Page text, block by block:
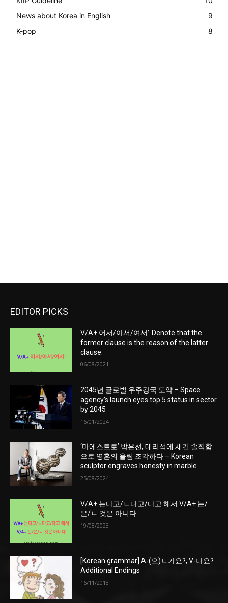
News about Korea in English
9
K-pop
8
EDITOR PICKS
V/A+ 어서/아서/여서¹ Denote that the
former clause is the reason of the latter
clause.
06/08/2021
2045년 글로벌 우주강국 도약 – Space
agency’s launch eyes top 5 status in sector
by 2045
16/01/2024
‘마에스트로’ 박은선, 대리석에 새긴 솔직함
으로 영혼의 울림 조각하다 – Korean
sculptor engraves honesty in marble
25/08/2024
V/A+ 는다고/ㄴ다고/다고 해서 V/A+ 는/
은/ㄴ 것은 아니다
19/08/2023
[Korean grammar] A-(으)ㄴ가요?, V-나요?
Additional Endings
16/11/2018